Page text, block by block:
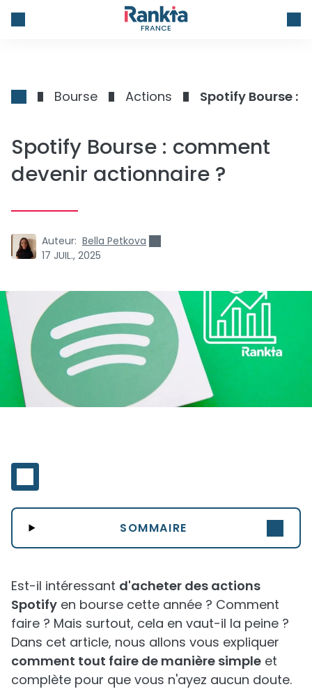
FRANCE
Bourse Actions Spotify Bourse :
Spotify Bourse : comment
devenir actionnaire ?
Auteur: Bella Petkova
17 JUIL., 2025
SOMMAIRE
Est-il intéressant d'acheter des actions
Spotify en bourse cette année ? Comment
faire ? Mais surtout, cela en vaut-il la peine ?
Dans cet article, nous allons vous expliquer
comment tout faire de manière simple et
complète pour que vous n'ayez aucun doute.